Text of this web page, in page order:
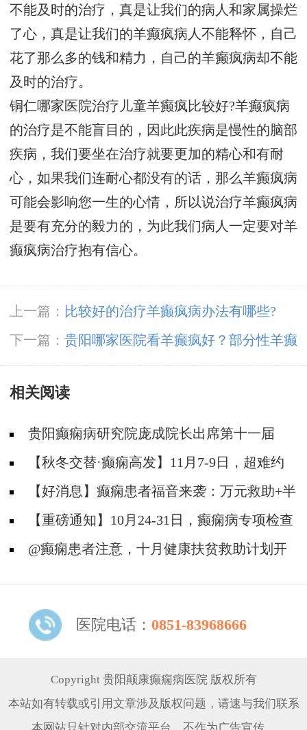
不能及时的治疗，真是让我们的病人和家属操烂
了心，真是让我们的羊癫疯病人不能释怀，自己
花了那么多的钱和精力，自己的羊癫疯病却不能
及时的治疗。
铜仁哪家医院治疗儿童羊癫疯比较好?羊癫疯病
的治疗是不能盲目的，因此此疾病是慢性的脑部
疾病，我们要坐在治疗就要更加的精心和有耐
心，如果我们连耐心都没有的话，那么羊癫疯病
可能会影响您一生的心情，所以说治疗羊癫疯病
是要有充分的毅力的，为此我们病人一定要对羊
癫疯病治疗抱有信心。
上一篇： 比较好的治疗羊癫疯病办法有哪些?
下一篇： 贵阳哪家医院看羊癫疯好？部分性羊癫
疯是怎么出现的？
相关阅读
贵阳癫痫病研究院庞成院长出席第十一届
CAAE国际癫痫论坛暨协会成立20周年庆典
【秋冬交替·癫痫高发】11月7-9日，超难约
的北京三甲名医，携手贵州专家团共抗癫痫，速
约！
【好消息】癫痫患者福音来袭：万元救助+半
价专项检查+京黔专家免费亲诊，符合条件者速
申请！
【重磅通知】10月24-31日，癫痫病专项检查
全额救助+京黔名医免费亲诊+高达万元补贴，
@癫痫患者注意，十月健康扶贫救助计划开
额！
医院电话： 0851-83968666
Copyright 贵阳颠康癫痫病医院 版权所有
本站如有转载或引用文章涉及版权问题，请速与我们联系